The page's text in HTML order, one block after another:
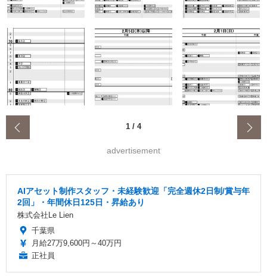
1 / 4
advertisement
AIアセット制作スタッフ・未経験歓迎「完全週休2日制/賞与年
2回」・年間休日125日・昇給あり
株式会社Le Lien
千葉県
月給27万9,600円～40万円
正社員